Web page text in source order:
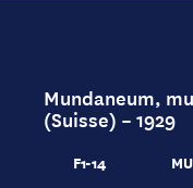
Mundaneum,
(Suisse) – 1929
F1-14